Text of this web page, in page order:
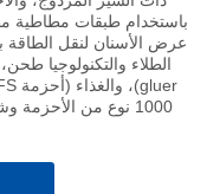
باستخدام طبقات مطاطية
1000 نوع من